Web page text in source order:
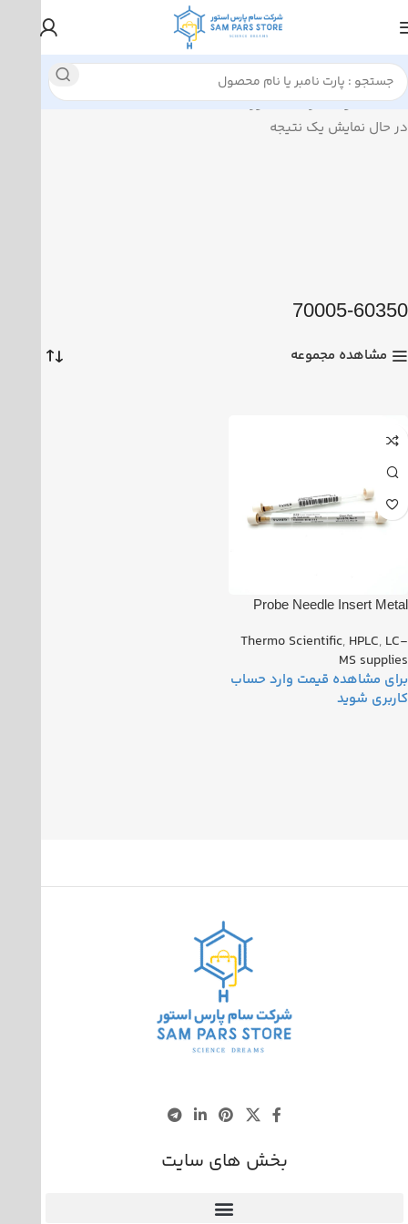
خانه محصولات برچسب خورده “70005-60350”
در حال نمایش یک نتیجه
70005-60350
مشاهده مجموعه
Probe Needle Insert Metal
Thermo Scientific, HPLC, LC-
MS supplies
بخش های سایت